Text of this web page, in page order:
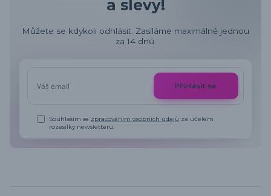
a slevy!
Můžete se kdykoli odhlásit. Zasíláme maximálně jednou
za 14 dnů.
Přihlásit se
Souhlasím se zpracováním osobních údajů za účelem
rozesílky newsletteru.